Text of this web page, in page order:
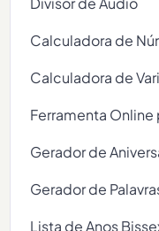
Calculadora de
Calculadora de
Ferramenta Online
Gerador de
Gerador de
Lista de Anos